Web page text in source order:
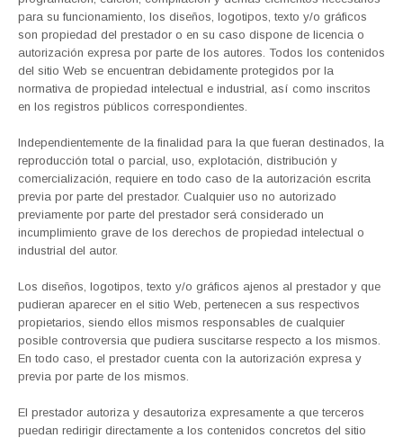
para su funcionamiento, los diseños, logotipos, texto y/o gráficos
son propiedad del prestador o en su caso dispone de licencia o
autorización expresa por parte de los autores. Todos los contenidos
del sitio Web se encuentran debidamente protegidos por la
normativa de propiedad intelectual e industrial, así como inscritos
en los registros públicos correspondientes.
Independientemente de la finalidad para la que fueran destinados, la
reproducción total o parcial, uso, explotación, distribución y
comercialización, requiere en todo caso de la autorización escrita
previa por parte del prestador. Cualquier uso no autorizado
previamente por parte del prestador será considerado un
incumplimiento grave de los derechos de propiedad intelectual o
industrial del autor.
Los diseños, logotipos, texto y/o gráficos ajenos al prestador y que
pudieran aparecer en el sitio Web, pertenecen a sus respectivos
propietarios, siendo ellos mismos responsables de cualquier
posible controversia que pudiera suscitarse respecto a los mismos.
En todo caso, el prestador cuenta con la autorización expresa y
previa por parte de los mismos.
El prestador autoriza y desautoriza expresamente a que terceros
puedan redirigir directamente a los contenidos concretos del sitio